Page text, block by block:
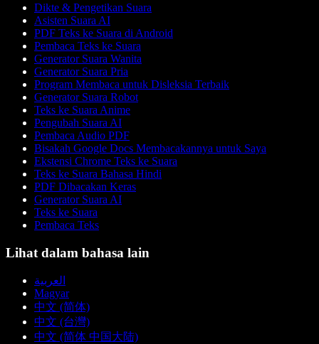
Dikte & Pengetikan Suara
Asisten Suara AI
PDF Teks ke Suara di Android
Pembaca Teks ke Suara
Generator Suara Wanita
Generator Suara Pria
Program Membaca untuk Disleksia Terbaik
Generator Suara Robot
Teks ke Suara Anime
Pengubah Suara AI
Pembaca Audio PDF
Bisakah Google Docs Membacakannya untuk Saya
Ekstensi Chrome Teks ke Suara
Teks ke Suara Bahasa Hindi
PDF Dibacakan Keras
Generator Suara AI
Teks ke Suara
Pembaca Teks
Lihat dalam bahasa lain
العربية
Magyar
中文 (简体)
中文 (台灣)
中文 (简体 中国大陆)